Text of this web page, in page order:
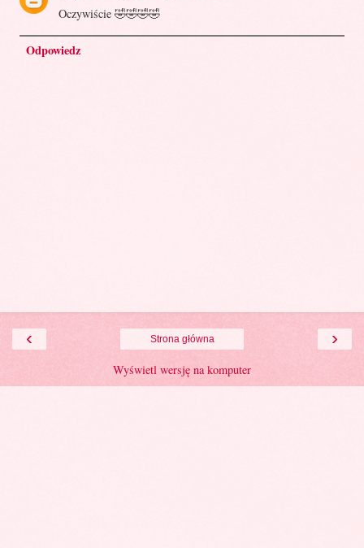
Oczywiście 🤣🤣🤣🤣
Odpowiedz
‹ ›
Strona główna
Wyświetl wersję na komputer